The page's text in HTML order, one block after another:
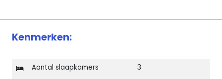
Kenmerken:
Aantal slaapkamers 3